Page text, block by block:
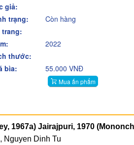
giả:
trạng:
Còn hàng
trang:
2022
thước:
bìa:
55.000 VNĐ
Mua ấn phẩm
1967a) Jairajpuri, 1970
Nguyen Dinh Tu